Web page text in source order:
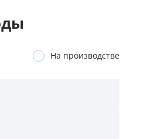
На производстве